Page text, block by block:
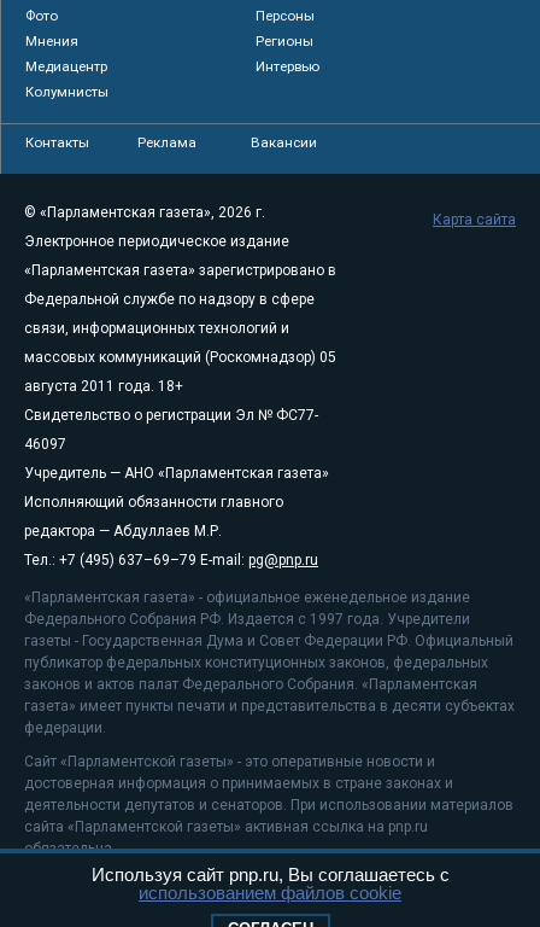
Фото
Персоны
Мнения
Регионы
Медиацентр
Интервью
Колумнисты
Контакты Реклама Вакансии
© «Парламентская газета», 2026 г.
Электронное периодическое издание
«Парламентская газета» зарегистрировано в
Федеральной службе по надзору в сфере
связи, информационных технологий и
массовых коммуникаций (Роскомнадзор) 05
августа 2011 года. 18+
Свидетельство о регистрации Эл № ФС77-
46097
Учредитель — АНО «Парламентская газета»
Исполняющий обязанности главного
редактора — Абдуллаев М.Р.
Тел.: +7 (495) 637–69–79 E-mail: pg@pnp.ru
«Парламентская газета» - официальное еженедельное издание
Федерального Собрания РФ. Издается с 1997 года. Учредители
газеты - Государственная Дума и Совет Федерации РФ. Официальный
публикатор федеральных конституционных законов, федеральных
законов и актов палат Федерального Собрания. «Парламентская
газета» имеет пункты печати и представительства в десяти субъектах
федерации.
Сайт «Парламентской газеты» - это оперативные новости и
достоверная информация о принимаемых в стране законах и
деятельности депутатов и сенаторов. При использовании материалов
сайта «Парламентской газеты» активная ссылка на pnp.ru
обязательна.
На информационном ресурсе применяютсярекомендательные
Карта сайта
Используя сайт pnp.ru, Вы соглашаетесь с
использованием файлов cookie